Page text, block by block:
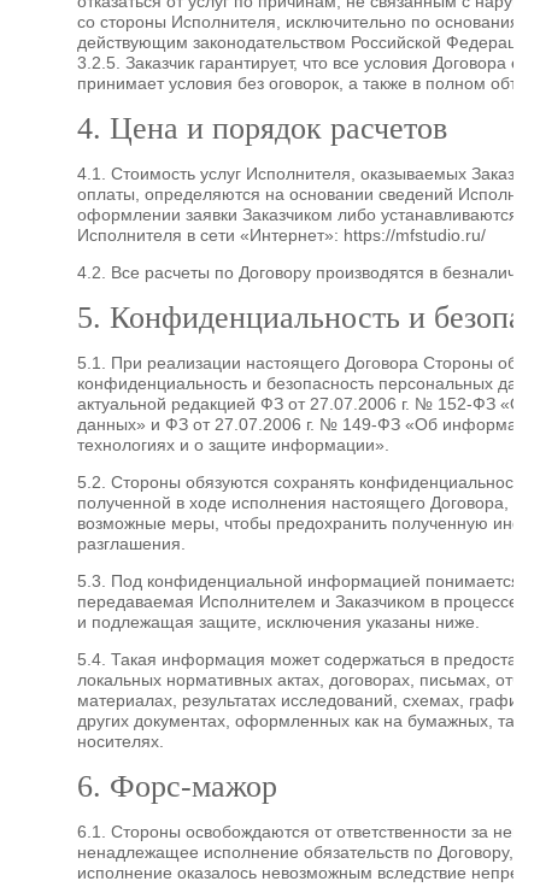
со стороны Исполнителя, исключительно по
действующим законодательством Российской Федерации.
3.2.5. Заказчик гарантирует, что все условия Договора
принимает условия без оговорок, а также в полном
4. Цена и порядок расчетов
4.1. Стоимость услуг Исполнителя, оказываемых
оплаты, определяются на основании сведений
оформлении заявки Заказчиком либо устанавливаются
Исполнителя в сети «Интернет»: https://mfstudio.ru/
4.2. Все расчеты по Договору производятся в
5. Конфиденциальность и
5.1. При реализации настоящего Договора Стороны
конфиденциальность и безопасность персональных
актуальной редакцией ФЗ от 27.07.2006 г. № 152-ФЗ «О
данных» и ФЗ от 27.07.2006 г. № 149-ФЗ «Об
технологиях и о защите информации».
5.2. Стороны обязуются сохранять
полученной в ходе исполнения настоящего Договора, и
возможные меры, чтобы предохранить полученную
разглашения.
5.3. Под конфиденциальной информацией понимается
передаваемая Исполнителем и Заказчиком в процессе
и подлежащая защите, исключения указаны ниже.
5.4. Такая информация может содержаться в
локальных нормативных актах, договорах, письмах,
материалах, результатах исследований, схемах,
других документах, оформленных как на бумажных, так
носителях.
6. Форс-мажор
6.1. Стороны освобождаются от ответственности за
ненадлежащее исполнение обязательств по Договору,
исполнение оказалось невозможным вследствие